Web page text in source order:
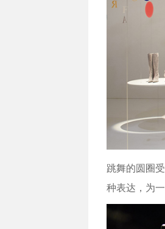
跳舞的圆圈
种表达，为